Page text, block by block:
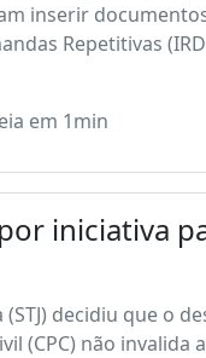
inserir
Repetitivas
em 1min
iniciativa
decidiu que o
(CPC) não invalida